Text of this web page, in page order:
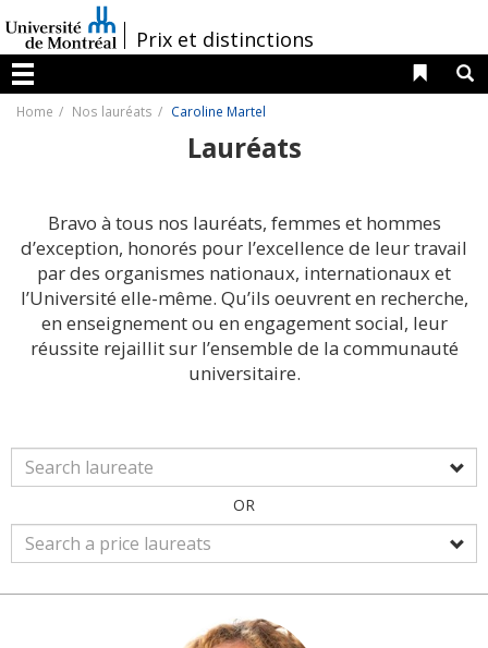
au
contenu
/Prix et distinctions
Menu
Liens
Home Nos lauréats Caroline Martel
Lauréats
Bravo à tous nos lauréats, femmes et hommes
d’exception, honorés pour l’excellence de leur travail
par des organismes nationaux, internationaux et
l’Université elle-même. Qu’ils oeuvrent en recherche,
en enseignement ou en engagement social, leur
réussite rejaillit sur l’ensemble de la communauté
universitaire.
OR